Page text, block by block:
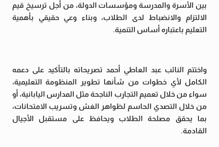
بين الأسرة والمدرسة ومؤسسات الدولة، من أجل ترسيخ قيم
الالتزام والانضباط لدى الطلاب، وبناء وعي حقيقي بأهمية
التعليم باعتباره أساس التنمية.
واختتم النائب عبد العاطي أحمد تصريحاته بالتأكيد على دعمه
الكامل لأي خطوات من شأنها تطوير المنظومة التعليمية،
سواء من خلال تعميم التجارب الناجحة مثل المدارس اليابانية، أو
من خلال التصدي الحاسم لظواهر الغش وتسريب الامتحانات،
بما يحقق مصلحة الطلاب ويحافظ على مستقبل الأجيال
القادمة.